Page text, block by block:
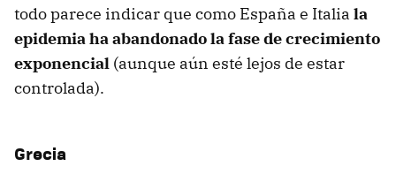
todo parece indicar que como España e Italia la
epidemia ha abandonado la fase de crecimiento
exponencial (aunque aún esté lejos de estar
controlada).
Grecia